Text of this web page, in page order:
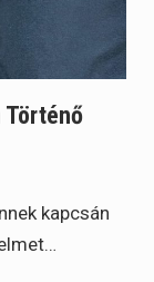
Történő
kapcsán